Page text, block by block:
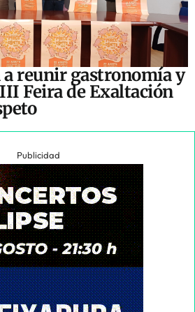
reunir gastronomía y
Feira de Exaltación
Publicidad